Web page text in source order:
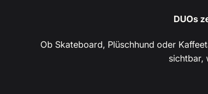
DUOs
Ob Skateboard, Plüschhund oder
sichtbar,